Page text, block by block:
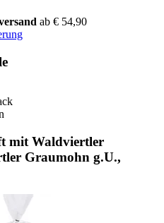
ab € 54,90
mit Waldviertler
Graumohn g.U.,